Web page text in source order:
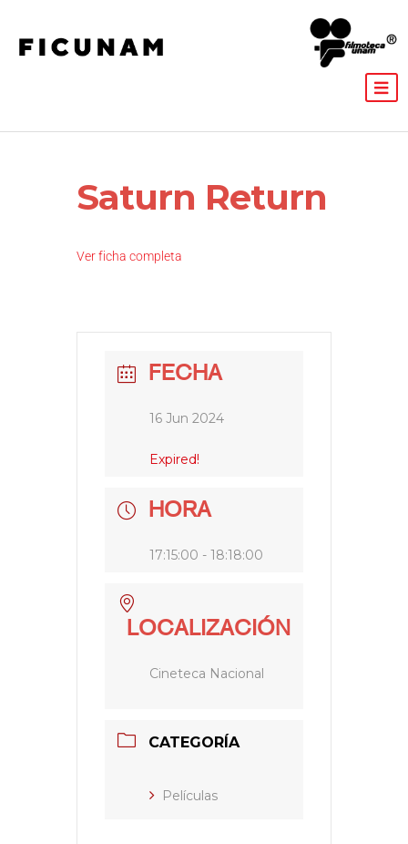
Saturn Return
Ver ficha completa
FECHA
16 Jun 2024
Expired!
HORA
17:15:00 - 18:18:00
LOCALIZACIÓN
Cineteca Nacional
CATEGORÍA
Películas